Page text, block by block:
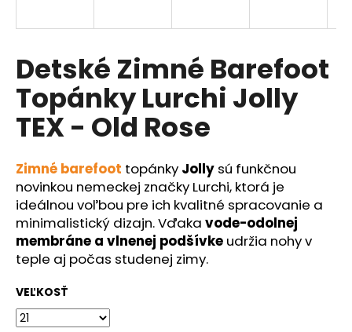
Detské Zimné Barefoot
Topánky Lurchi Jolly
TEX - Old Rose
Zimné barefoot topánky Jolly sú funkčnou
novinkou nemeckej značky Lurchi, ktorá je
ideálnou voľbou pre ich kvalitné spracovanie a
minimalistický dizajn. Vďaka vode-odolnej
membráne a vlnenej podšívke udržia nohy v
teple aj počas studenej zimy.
VEĽKOSŤ
s
ť
?
HĽADAŤ
O
d
p
o
r